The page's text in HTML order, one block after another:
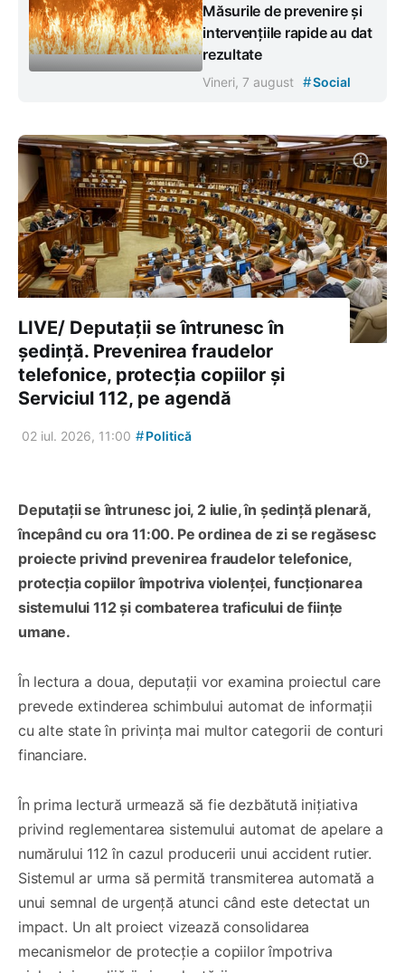
Măsurile de prevenire și
intervențiile rapide au dat
rezultate
Vineri, 7 august #Social
LIVE/ Deputații se întrunesc în
ședință. Prevenirea fraudelor
telefonice, protecția copiilor și
Serviciul 112, pe agendă
02 iul. 2026, 11:00 #Politică
Deputații se întrunesc joi, 2 iulie, în ședință plenară,
începând cu ora 11:00. Pe ordinea de zi se regăsesc
proiecte privind prevenirea fraudelor telefonice,
protecția copiilor împotriva violenței, funcționarea
sistemului 112 și combaterea traficului de ființe
umane.
În lectura a doua, deputații vor examina proiectul care
prevede extinderea schimbului automat de informații
cu alte state în privința mai multor categorii de conturi
financiare.
În prima lectură urmează să fie dezbătută inițiativa
privind reglementarea sistemului automat de apelare a
numărului 112 în cazul producerii unui accident rutier.
Sistemul ar urma să permită transmiterea automată a
unui semnal de urgență atunci când este detectat un
impact. Un alt proiect vizează consolidarea
mecanismelor de protecție a copiilor împotriva